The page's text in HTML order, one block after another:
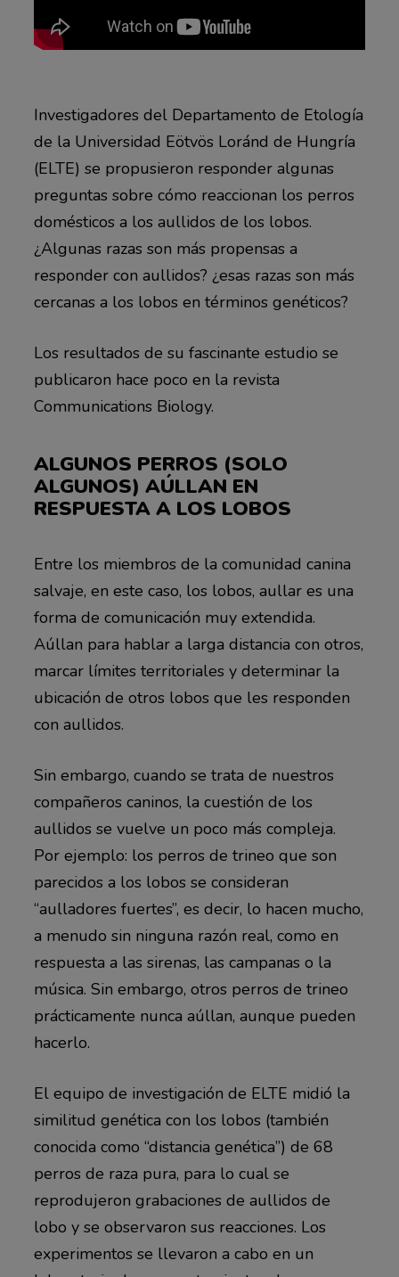
Investigadores del Departamento de Etología
de la Universidad Eötvös Loránd de Hungría
(ELTE) se propusieron responder algunas
preguntas sobre cómo reaccionan los perros
domésticos a los aullidos de los lobos.
¿Algunas razas son más propensas a
responder con aullidos? ¿esas razas son más
cercanas a los lobos en términos genéticos?
Los resultados de su fascinante estudio se
publicaron hace poco en la revista
Communications Biology.
ALGUNOS PERROS (SOLO
ALGUNOS) AÚLLAN EN
RESPUESTA A LOS LOBOS
Entre los miembros de la comunidad canina
salvaje, en este caso, los lobos, aullar es una
forma de comunicación muy extendida.
Aúllan para hablar a larga distancia con otros,
marcar límites territoriales y determinar la
ubicación de otros lobos que les responden
con aullidos.
Sin embargo, cuando se trata de nuestros
compañeros caninos, la cuestión de los
aullidos se vuelve un poco más compleja.
Por ejemplo: los perros de trineo que son
parecidos a los lobos se consideran
“aulladores fuertes”, es decir, lo hacen mucho,
a menudo sin ninguna razón real, como en
respuesta a las sirenas, las campanas o la
música. Sin embargo, otros perros de trineo
prácticamente nunca aúllan, aunque pueden
hacerlo.
El equipo de investigación de ELTE midió la
similitud genética con los lobos (también
conocida como “distancia genética”) de 68
perros de raza pura, para lo cual se
reprodujeron grabaciones de aullidos de
lobo y se observaron sus reacciones. Los
experimentos se llevaron a cabo en un